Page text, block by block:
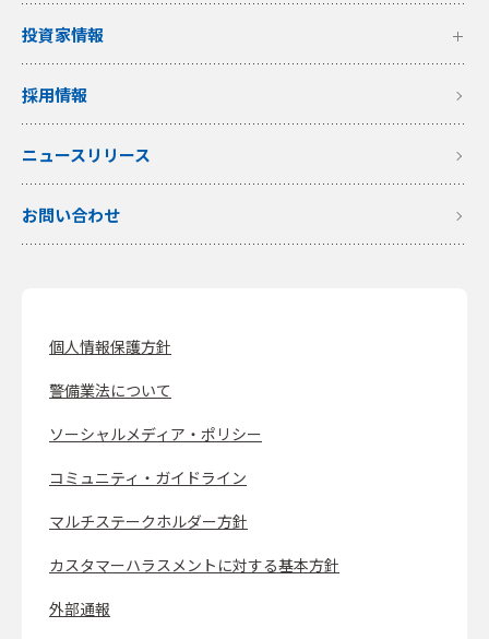
投資家情報
採用情報
ニュースリリース
お問い合わせ
個人情報保護方針
警備業法について
ソーシャルメディア・ポリシー
コミュニティ・ガイドライン
マルチステークホルダー方針
カスタマーハラスメントに対する基本方針
外部通報